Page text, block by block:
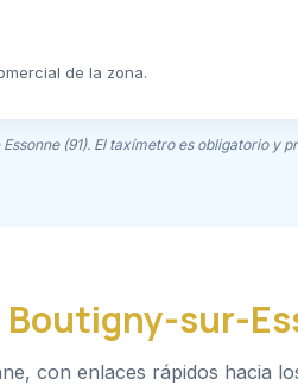
de la zona.
(91). El taxímetro es obligatorio y
Boutigny-sur-
con enlaces rápidos hacia